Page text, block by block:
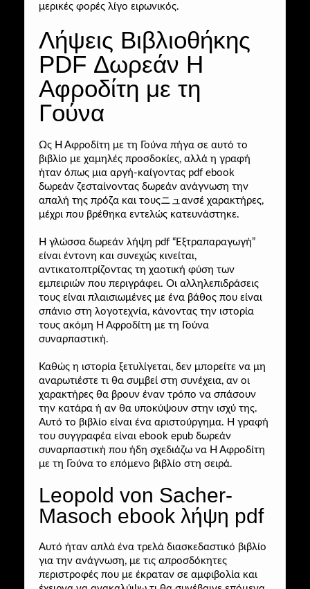
μερικές φορές λίγο ειρωνικός.
Λήψεις Βιβλιοθήκης
PDF Δωρεάν Η
Αφροδίτη με τη
Γούνα
Ως Η Αφροδίτη με τη Γούνα πήγα σε αυτό το
βιβλίο με χαμηλές προσδοκίες, αλλά η γραφή
ήταν όπως μια αργή-καίγοντας pdf ebook
δωρεάν ζεσταίνοντας δωρεάν ανάγνωση την
απαλή της πρόζα και τουςニュανσέ χαρακτήρες,
μέχρι που βρέθηκα εντελώς κατευνάστηκε.
Η γλώσσα δωρεάν λήψη pdf “Εξτραπαραγωγή”
είναι έντονη και συνεχώς κινείται,
αντικατοπτρίζοντας τη χαοτική φύση των
εμπειριών που περιγράφει. Οι αλληλεπιδράσεις
τους είναι πλαισιωμένες με ένα βάθος που είναι
σπάνιο στη λογοτεχνία, κάνοντας την ιστορία
τους ακόμη Η Αφροδίτη με τη Γούνα
συναρπαστική.
Καθώς η ιστορία ξετυλίγεται, δεν μπορείτε να μη
αναρωτιέστε τι θα συμβεί στη συνέχεια, αν οι
χαρακτήρες θα βρουν έναν τρόπο να σπάσουν
την κατάρα ή αν θα υποκύψουν στην ισχύ της.
Αυτό το βιβλίο είναι ένα αριστούργημα. Η γραφή
του συγγραφέα είναι ebook epub δωρεάν
συναρπαστική που ήδη σχεδιάζω να Η Αφροδίτη
με τη Γούνα το επόμενο βιβλίο στη σειρά.
Leopold von Sacher-
Masoch ebook λήψη pdf
Αυτό ήταν απλά ένα τρελά διασκεδαστικό βιβλίο
για την ανάγνωση, με τις απροσδόκητες
περιστροφές που με έκραταν σε αμφιβολία και